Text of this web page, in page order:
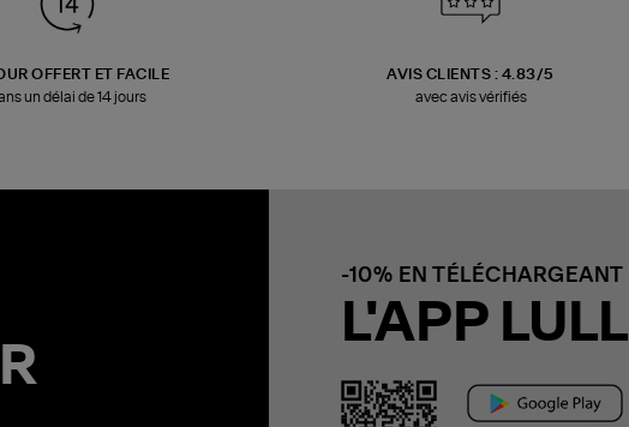
OFFERT ET FACILE
un délai de 14 jours
AVIS CLIENTS : 4.83/5
avec avis vérifiés
-10% EN TÉLÉCHARGEANT
L'APP LULLI